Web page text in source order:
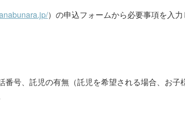
）の申込フォームから必要事項を入力
号、託児の有無（託児を希望される場合、お子